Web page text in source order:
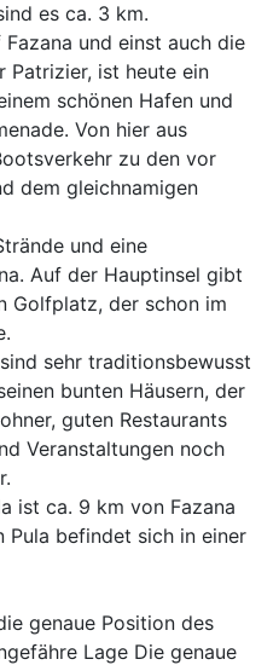
es ca. 3 km.
und einst auch die
Patrizier, ist heute ein
schönen Hafen und
Von hier aus
zu den vor
dem gleichnamigen
und eine
Auf der Hauptinsel gibt
Golfplatz, der schon im
sehr traditionsbewusst
bunten Häusern, der
guten Restaurants
Veranstaltungen noch
ist ca. 9 km von Fazana
Pula befindet sich in einer
genaue Position des
Lage Die genaue